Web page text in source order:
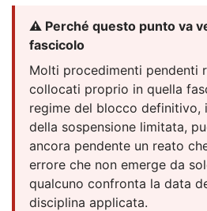
⚠️ Perché questo punto va
fascicolo
Molti procedimenti pendenti
collocati proprio in quella
regime del blocco definitivo,
della sospensione limitata,
ancora pendente un reato
errore che non emerge da
qualcuno confronta la data
disciplina applicata.